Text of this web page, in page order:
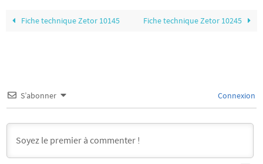
Fiche technique Zetor 10145 Fiche technique Zetor 10245
S’abonner Connexion